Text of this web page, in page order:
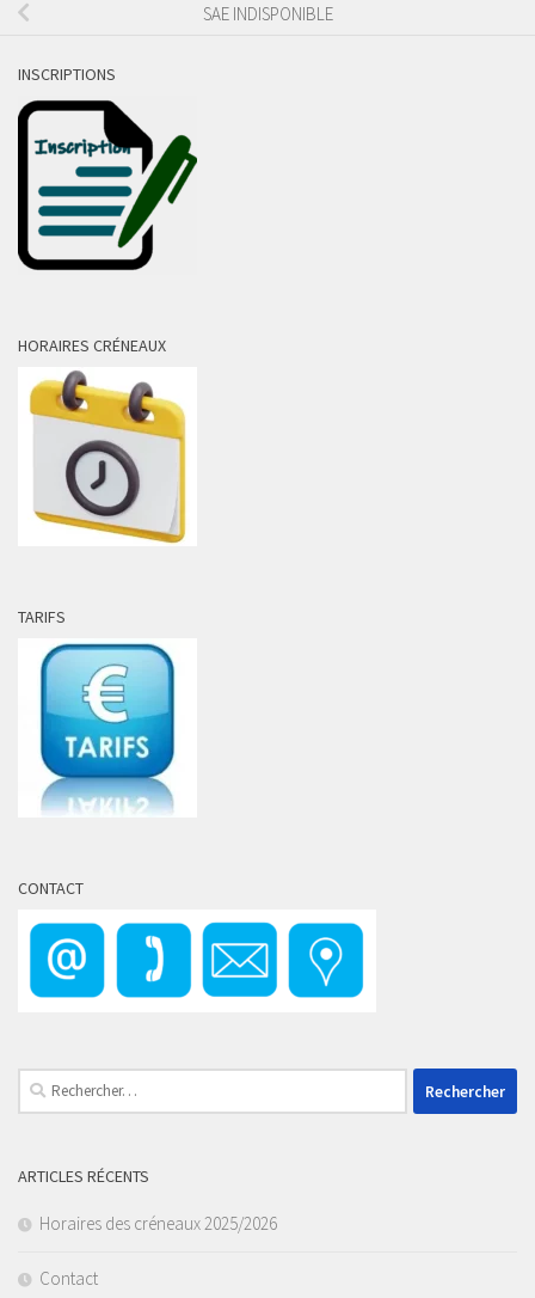
SAE INDISPONIBLE
INSCRIPTIONS
HORAIRES CRÉNEAUX
TARIFS
CONTACT
Rechercher :
ARTICLES RÉCENTS
Horaires des créneaux 2025/2026
Contact